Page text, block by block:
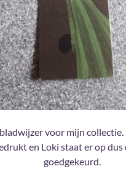
voor mijn collectie.
en Loki staat er op dus
goedgekeurd.